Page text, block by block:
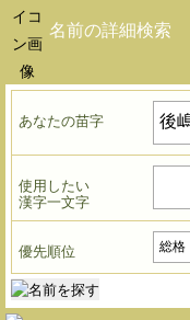
名前の詳細検索
あなたの苗字
使用したい
漢字一文字
優先順位